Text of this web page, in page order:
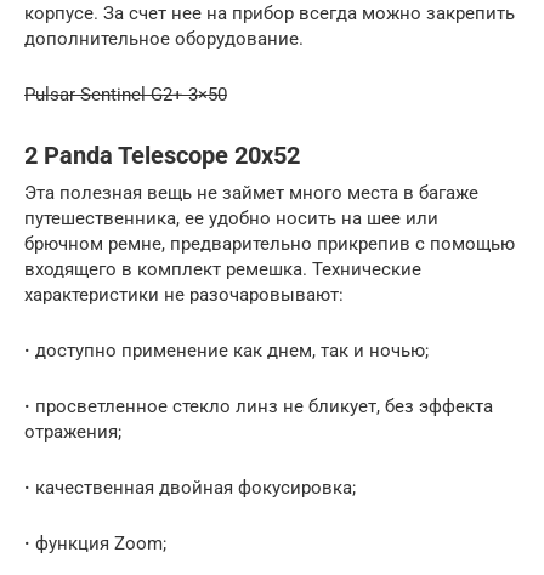
корпусе. За счет нее на прибор всегда можно закрепить
дополнительное оборудование.
Pulsar Sentinel G2+ 3×50
2 Panda Telescope 20х52
Эта полезная вещь не займет много места в багаже
путешественника, ее удобно носить на шее или
брючном ремне, предварительно прикрепив с помощью
входящего в комплект ремешка. Технические
характеристики не разочаровывают:
· доступно применение как днем, так и ночью;
· просветленное стекло линз не бликует, без эффекта
отражения;
· качественная двойная фокусировка;
· функция Zoom;